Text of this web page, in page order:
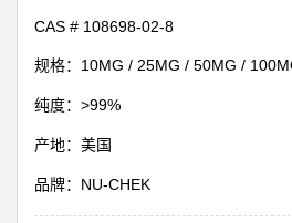
CAS # 108698-02-8
规格： 10MG / 25MG / 50MG /
纯度： >99%
产地：美国
品牌： NU-CHEK